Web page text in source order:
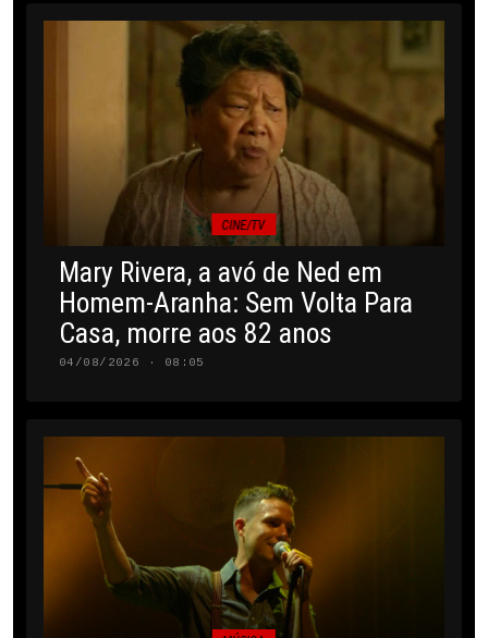
CINE/TV
Mary Rivera, a avó de Ned em
Homem-Aranha: Sem Volta Para
Casa, morre aos 82 anos
04/08/2026 · 08:05